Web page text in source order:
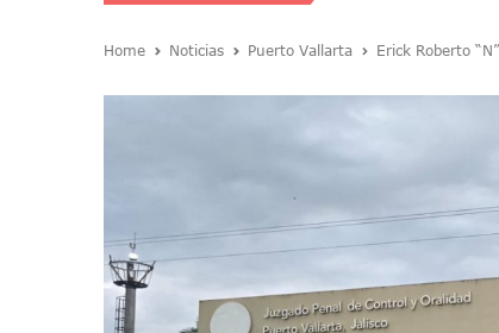
Coparmex Vallarta
Juan Calderón Pide
Jalisco Se Integra A
Frustran Presunto
Infecciones
SIOP Moderniza La
Van Por La
Estados Unidos
Home Noticias Puerto Vallarta Erick Roberto